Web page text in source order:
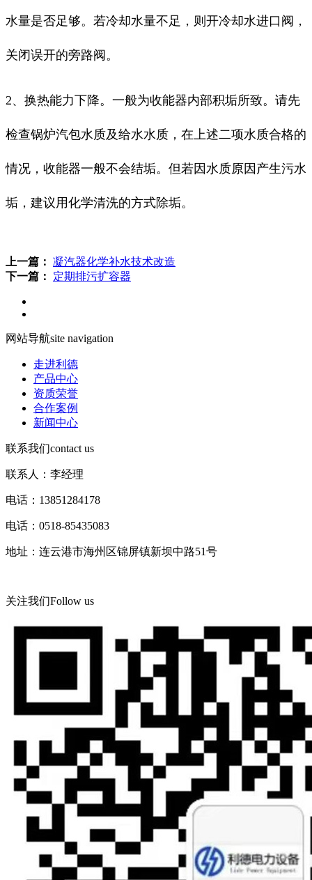
水量是否足够。若冷却水量不足，则开冷却水进口阀，
关闭误开的旁路阀。
2、换热能力下降。一般为收能器内部积垢所致。请先
检查锅炉汽包水质及给水水质，在上述二项水质合格的
情况，收能器一般不会结垢。但若因水质原因产生污水
垢，建议用化学清洗的方式除垢。
上一篇： 凝汽器化学补水技术改造
下一篇：
定期排污扩容器
网站导航site navigation
走进利德
产品中心
资质荣誉
合作案例
新闻中心
联系我们contact us
联系人：李经理
电话：13851284178
电话：0518-85435083
地址：连云港市海州区锦屏镇新坝中路51号
关注我们Follow us